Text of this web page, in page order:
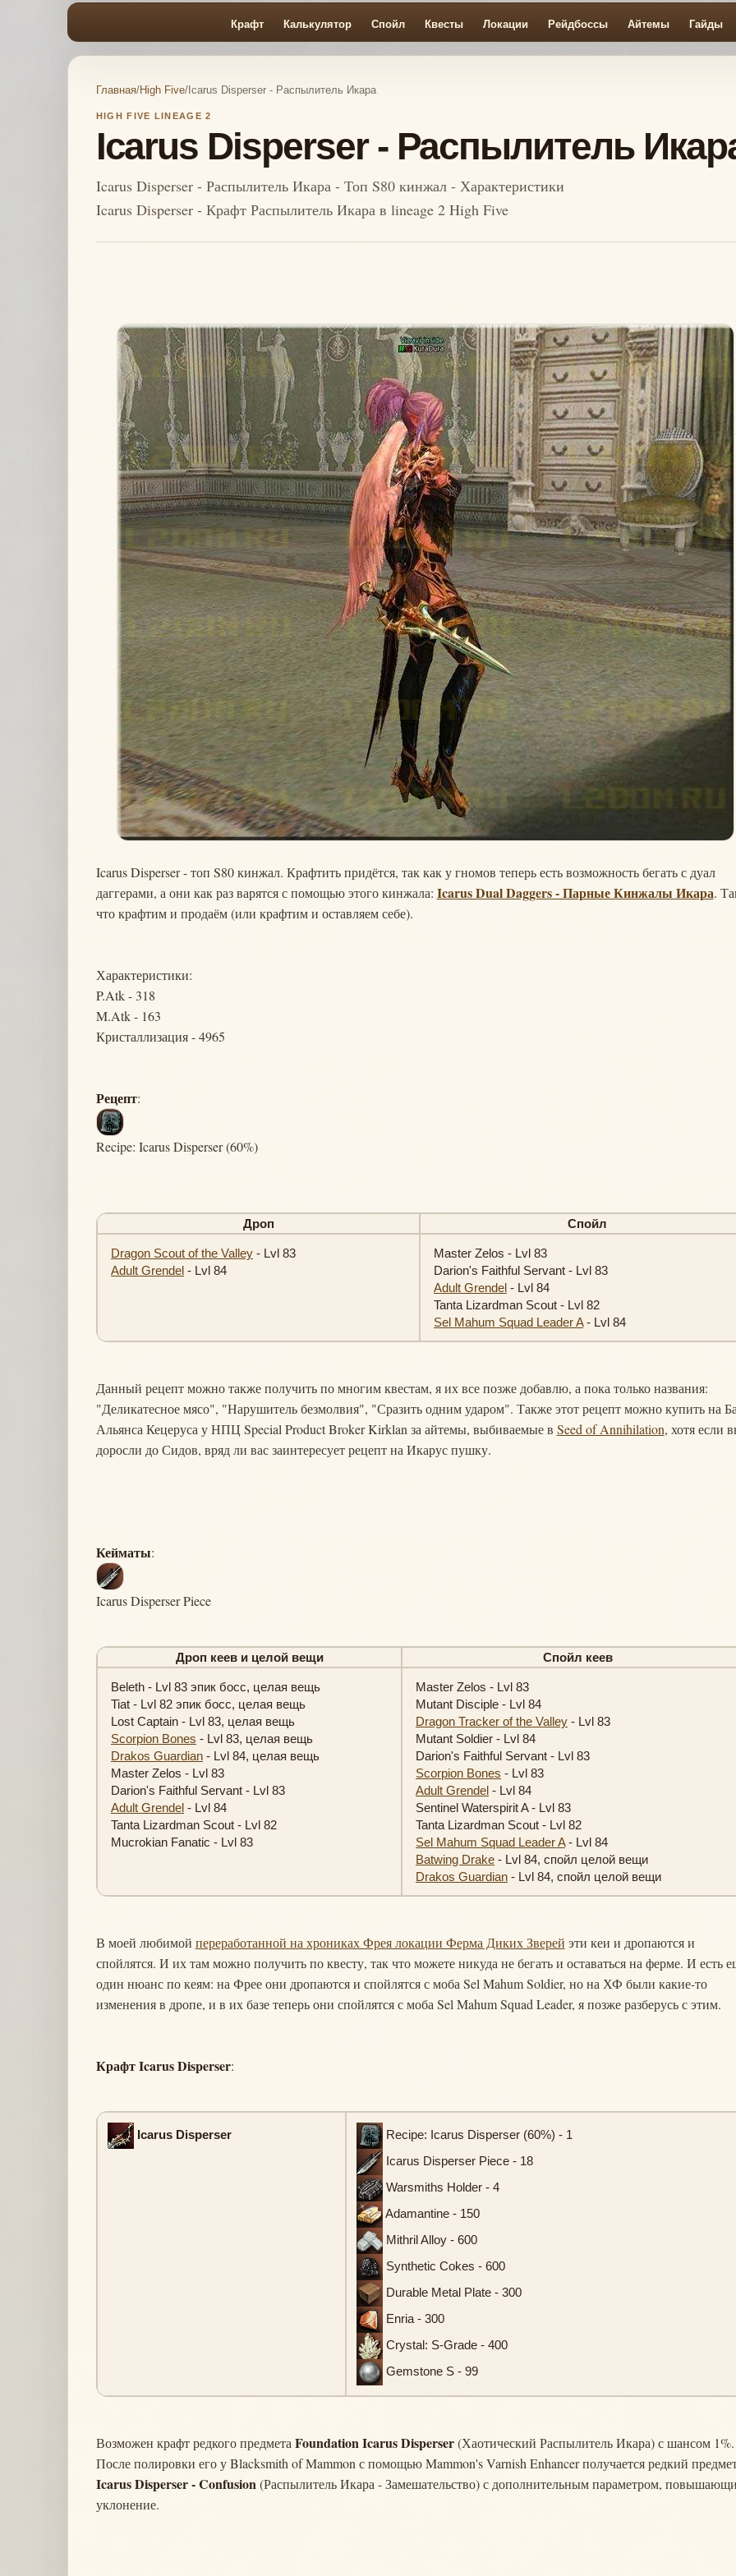
Крафт Калькулятор Спойл Квесты Локации Рейдбоссы Айтемы Гайды
Главная/High Five/Icarus Disperser - Распылитель Икара
HIGH FIVE LINEAGE 2
Icarus Disperser - Распылитель
Icarus Disperser - Распылитель Икара - Топ S80 кинжал - Характеристики
Icarus Disperser - Крафт Распылитель Икара в lineage 2 High Five
Icarus Disperser - топ S80 кинжал. Крафтить придётся, так как у гномов теперь есть возможность бегать с дуал
даггерами, а они как раз варятся с помощью этого кинжала: Icarus Dual Daggers - Парные Кинжалы Икара.
что крафтим и продаём (или крафтим и оставляем себе).
Характеристики:
P.Atk - 318
M.Atk - 163
Кристаллизация - 4965
Рецепт:
Recipe: Icarus Disperser (60%)
Дроп Спойл
Dragon Scout of the Valley - Lvl 83
Adult Grendel - Lvl 84
Master Zelos - Lvl 83
Darion's Faithful Servant - Lvl 83
Adult Grendel - Lvl 84
Tanta Lizardman Scout - Lvl 82
Sel Mahum Squad Leader A- Lvl 84
Данный рецепт можно также получить по многим квестам, я их все позже добавлю, а пока только названия:
"Деликатесное мясо", "Нарушитель безмолвия", "Сразить одним ударом". Также этот рецепт можно купить на
Альянса Кецеруса у НПЦ Special Product Broker Kirklan за айтемы, выбиваемые в Seed of Annihilation, хотя если
доросли до Сидов, вряд ли вас заинтересует рецепт на Икарус пушку.
Кейматы:
Icarus Disperser Piece
Дроп кеев и целой вещи Спойл кеев
Beleth - Lvl 83 эпик босс, целая вещь
Tiat - Lvl 82 эпик босс, целая вещь
Lost Captain - Lvl 83, целая вещь
Scorpion Bones - Lvl 83, целая вещь
Drakos Guardian - Lvl 84, целая вещь
Master Zelos - Lvl 83
Darion's Faithful Servant - Lvl 83
Adult Grendel - Lvl 84
Tanta Lizardman Scout - Lvl 82
Mucrokian Fanatic - Lvl 83
Master Zelos - Lvl 83
Mutant Disciple - Lvl 84
Dragon Tracker of the Valley - Lvl 83
Mutant Soldier - Lvl 84
Darion's Faithful Servant - Lvl 83
Scorpion Bones - Lvl 83
Adult Grendel - Lvl 84
Sentinel Waterspirit A - Lvl 83
Tanta Lizardman Scout - Lvl 82
Sel Mahum Squad Leader A- Lvl 84
Batwing Drake - Lvl 84, спойл целой вещи
Drakos Guardian - Lvl 84, спойл целой вещи
В моей любимой переработанной на хрониках Фрея локации Ферма Диких Зверей эти кеи и дропаются и
спойлятся. И их там можно получить по квесту, так что можете никуда не бегать и оставаться на ферме. И есть
один нюанс по кеям: на Фрее они дропаются и спойлятся с моба Sel Mahum Soldier, но на ХФ были какие-то
изменения в дропе, и в их базе теперь они спойлятся с моба Sel Mahum Squad Leader, я позже разберусь с этим.
Крафт Icarus Disperser:
Icarus Disperser
Recipe: Icarus Disperser (60%) - 1
Icarus Disperser Piece - 18
Warsmiths Holder - 4
Adamantine - 150
Mithril Alloy - 600
Synthetic Cokes - 600
Durable Metal Plate - 300
Enria - 300
Crystal: S-Grade - 400
Gemstone S - 99
Возможен крафт редкого предмета Foundation Icarus Disperser(Хаотический Распылитель Икара) с шансом 1%.
После полировки его у Blacksmith of Mammon с помощью Mammon's Varnish Enhancer получается редкий
Icarus Disperser - Confusion (Распылитель Икара - Замешательство) с дополнительным параметром,
уклонение.